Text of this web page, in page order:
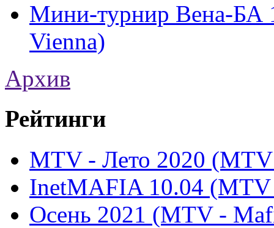
Мини-турнир Вена-БА
Vienna)
Архив
Рейтинги
MTV - Лето 2020
InetMAFIA 10.04 (MTV
Осень 2021 (MTV -